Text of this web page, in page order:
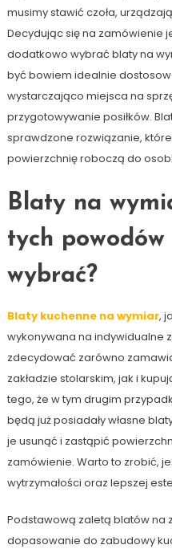
musimy stawić czoła,
Decydując się na zamówienie
dodatkowo wybrać blaty na
być bowiem idealnie
wystarczająco miejsca na
przygotowywanie posiłków.
sprawdzone rozwiązanie,
powierzchnię roboczą do
Blaty na
tych
wybrać?
Blaty kuchenne na wymiar,
wykonywana na indywidualne
zdecydować zarówno
zakładzie stolarskim, jak i
tego, że w tym drugim
będą już posiadały własne
je usunąć i zastąpić
zamówienie. Warto to zrobić,
wytrzymałości oraz lepszej
Podstawową zaletą blatów na
dopasowanie do zabudowy